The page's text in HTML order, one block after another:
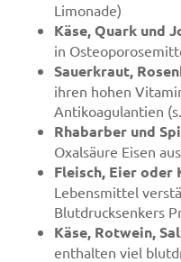
Limonade)
Käse, Quark und
in
Sauerkraut,
ihren hohen
Antikoagulantien
Rhabarber und
Oxalsäure Eisen
Fleisch, Eier oder
Lebensmittel
Blutdrucksenkers
Käse, Rotwein,
enthalten viel